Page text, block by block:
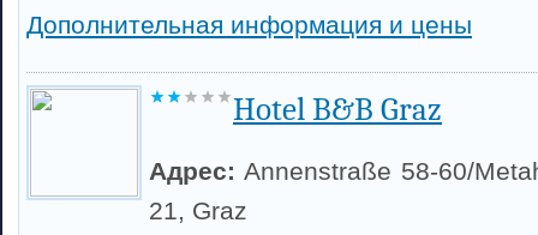
Дополнительная информация и цены
Hotel B&B Graz
Адрес:Annenstraße 58-60/
21, Graz